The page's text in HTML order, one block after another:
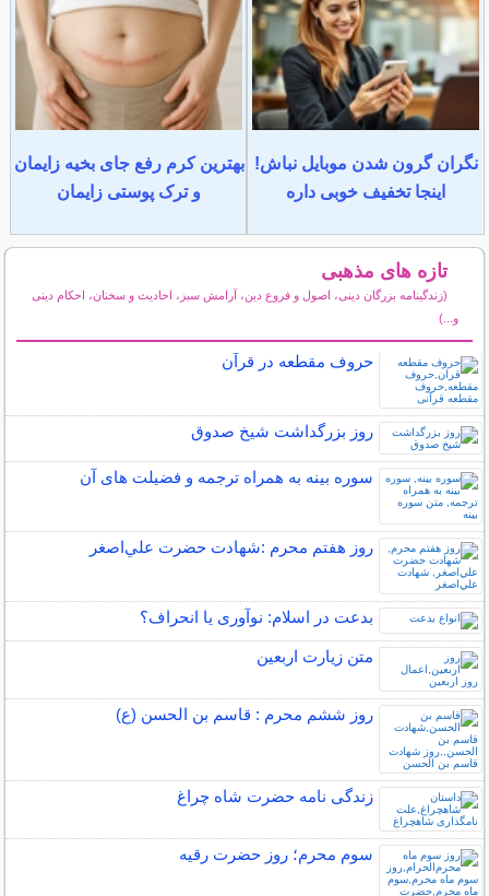
نگران گرون شدن موبایل نباش!
اینجا تخفیف خوبی داره
بهترین کرم رفع جای بخیه زایمان
و ترک پوستی زایمان
تازه های مذهبی
(زندگینامه بزرگان دینی، اصول و فروع دین، آرامش سبز، احادیث و سخنان، احکام دینی
و...)
حروف مقطعه در قرآن
روز بزرگداشت شيخ صدوق
سوره بینه به همراه ترجمه و فضیلت های آن
روز هفتم محرم :شهادت حضرت علي‌اصغر
بدعت در اسلام: نوآوری یا انحراف؟
متن زيارت اربعين
روز ششم محرم : قاسم بن الحسن (ع)
زندگی نامه حضرت شاه چراغ
سوم محرم؛ روز حضرت رقیه